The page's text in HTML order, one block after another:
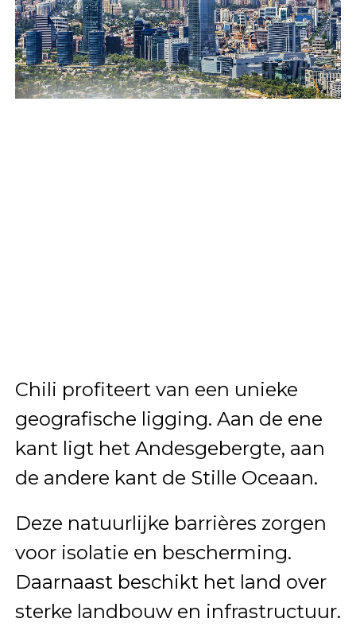
Chili profiteert van een unieke
geografische ligging. Aan de ene
kant ligt het Andesgebergte, aan
de andere kant de Stille Oceaan.
Deze natuurlijke barrières zorgen
voor isolatie en bescherming.
Daarnaast beschikt het land over
sterke landbouw en infrastructuur.